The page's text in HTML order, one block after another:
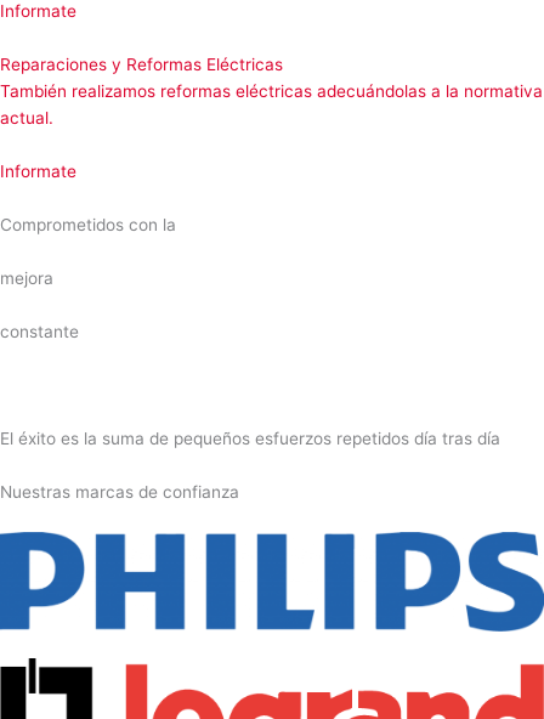
Informate
Reparaciones y Reformas Eléctricas
También realizamos reformas eléctricas adecuándolas a la normativa
actual.
Informate
Comprometidos con la
mejora
constante
El éxito es la suma de pequeños esfuerzos repetidos día tras día
Nuestras marcas de confianza